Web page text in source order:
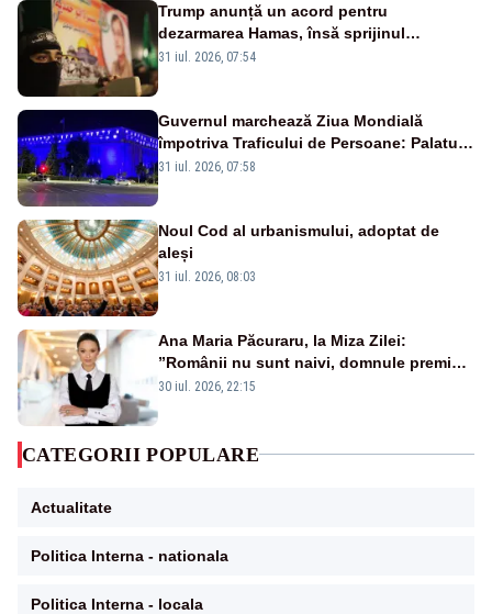
Trump anunță un acord pentru
dezarmarea Hamas, însă sprijinul
Israelului rămâne incert
31 iul. 2026, 07:54
Guvernul marchează Ziua Mondială
împotriva Traficului de Persoane: Palatul
Victoria, iluminat în albastru
31 iul. 2026, 07:58
Noul Cod al urbanismului, adoptat de
aleși
31 iul. 2026, 08:03
Ana Maria Păcuraru, la Miza Zilei:
”Românii nu sunt naivi, domnule premier
Bolojan”
30 iul. 2026, 22:15
CATEGORII POPULARE
Actualitate
Politica Interna - nationala
Politica Interna - locala